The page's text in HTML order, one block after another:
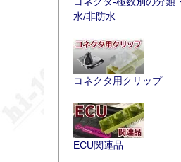
水/非防水
コネクタ用クリップ
ECU関連品